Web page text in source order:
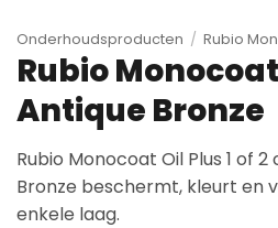
Onderhoudsproducten / Rubio
Rubio
Antique Bronze
Rubio Monocoat Oil Plus 1 of
Bronze beschermt, kleurt en
enkele laag.